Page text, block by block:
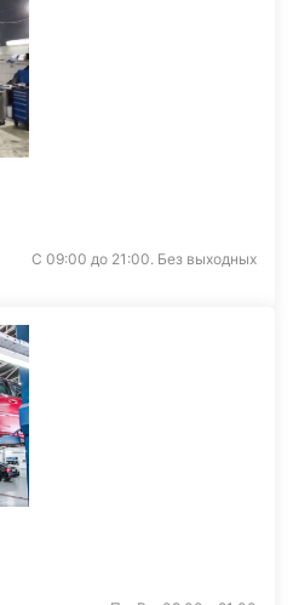
С 09:00 до 21:00. Без выходных